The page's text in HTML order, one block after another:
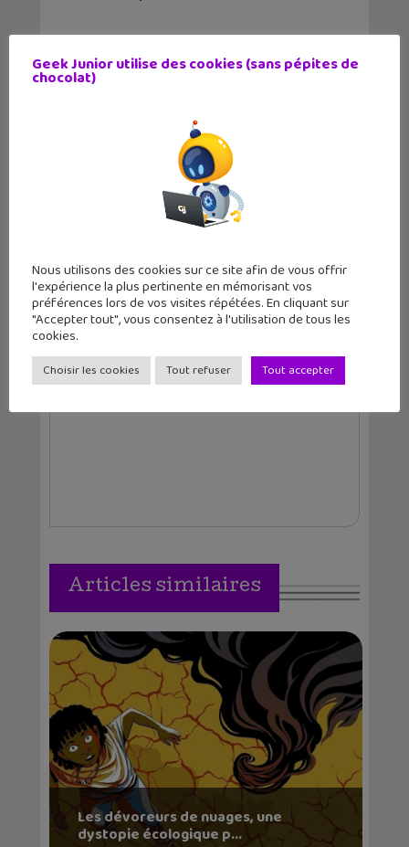
Tags
Comment afficher
le pourcentage
de...
Article suivant
Novembre 2022 :
quels sont les 3 j...
Auteur
Mariel Balbuena
Vallejos
Articles similaires
Les dévoreurs de nuages, une
dystopie écologique p...
Geek Junior utilise des cookies (sans pépites de
chocolat)
Nous utilisons des cookies sur ce site afin de vous offrir
l'expérience la plus pertinente en mémorisant vos
préférences lors de vos visites répétées. En cliquant sur
"Accepter tout", vous consentez à l'utilisation de tous les
cookies.
Choisir les cookies Tout refuser Tout accepter